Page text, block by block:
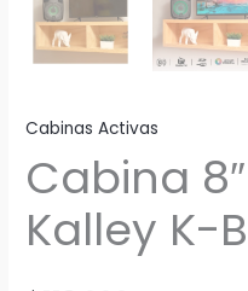
Cabinas Activas
Cabina
Kalley K-